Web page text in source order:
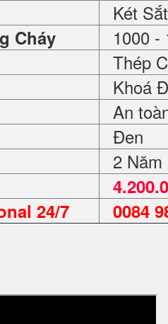
Két
Cháy 1000 -
Thép
Khoá
An
Đen
2 Năm
24/7
0084